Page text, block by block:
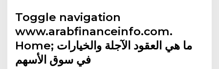
Toggle navigation
www.arabfinanceinfo.com.
Home; ما هي العقود الآجلة والخيارات
في سوق الأسهم